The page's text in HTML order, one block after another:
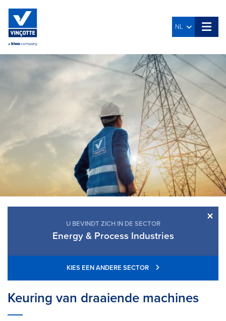
NL
×
U BEVINDT ZICH IN DE SECTOR
Energy & Process Industries
KIES EEN ANDERE SECTOR
Keuring van draaiende machines